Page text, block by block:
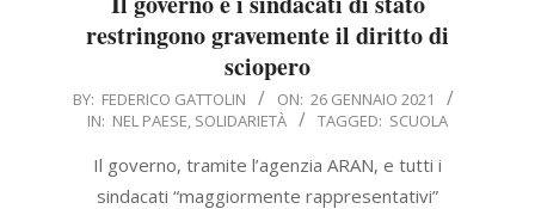
restringono gravemente il diritto di
sciopero
2021-
01-
BY: FEDERICO GATTOLIN ON: 26 GENNAIO 2021
IN: NEL PAESE, SOLIDARIETÀ TAGGED: SCUOLA
Il governo, tramite l’agenzia ARAN, e tutti i
sindacati “maggiormente rappresentativi”